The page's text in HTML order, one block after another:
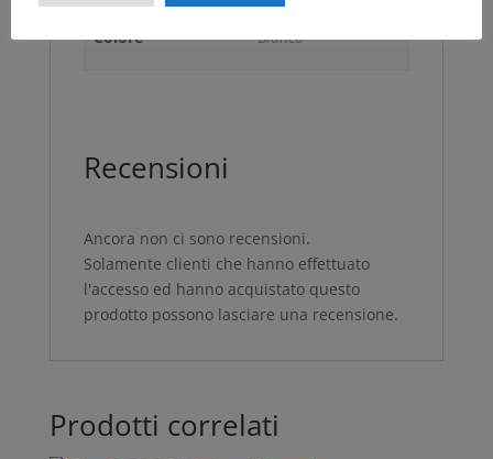
Colore Bianco
Recensioni
Ancora non ci sono recensioni.
Solamente clienti che hanno effettuato
l'accesso ed hanno acquistato questo
prodotto possono lasciare una recensione.
Prodotti correlati